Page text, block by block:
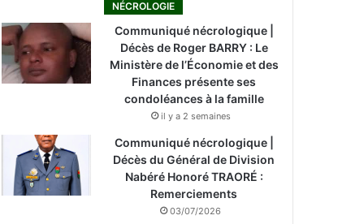
NÉCROLOGIE
Communiqué nécrologique |
Décès de Roger BARRY : Le
Ministère de l’Économie et des
Finances présente ses
condoléances à la famille
il y a 2 semaines
Communiqué nécrologique |
Décès du Général de Division
Nabéré Honoré TRAORÉ :
Remerciements
03/07/2026